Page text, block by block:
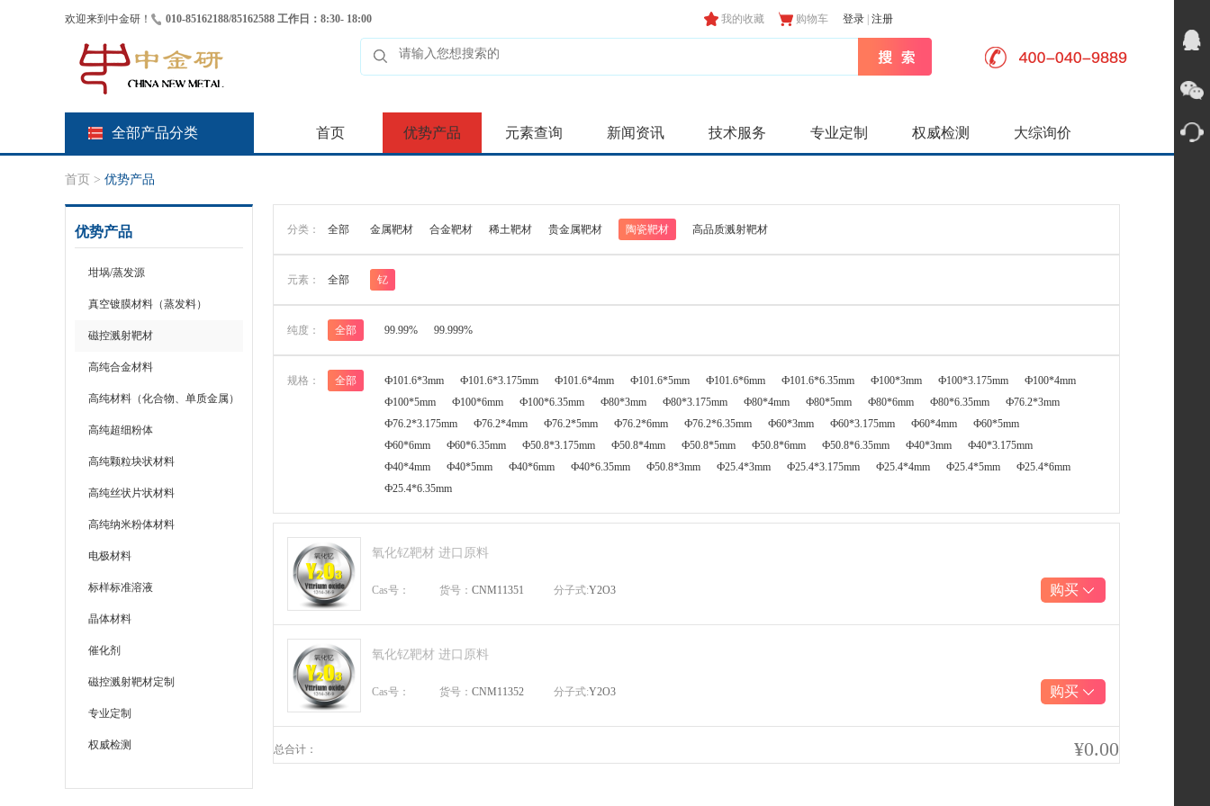
欢迎来到中金研！ 010-85162188/85162588 工作日：8:30- 18:00 我的收藏 购物车 登录 注册
全部产品分类 首页 优势产品 元素查询 新闻资讯 技术服务 专业定制 权威检测 大综询价
首页 > 优势产品
优势产品
坩埚/蒸发源
真空镀膜材料（蒸发料）
磁控溅射靶材
高纯合金材料
高纯材料（化合物、单质金属）
高纯超细粉体
高纯颗粒块状材料
高纯丝状片状材料
高纯纳米粉体材料
电极材料
标样标准溶液
晶体材料
催化剂
磁控溅射靶材定制
专业定制
权威检测
分类： 全部 金属靶材 合金靶材 稀土靶材 贵金属靶材 陶瓷靶材 高品质溅射靶材
元素： 全部 钇
纯度： 全部 99.99% 99.999%
规格： 全部 Ф101.6*3mm Ф101.6*3.175mm Ф101.6*4mm Ф101.6*5mm Ф101.6*6mm Ф101.6*6.35mm Ф100*3mm Ф100*3.175mm
Ф100*4mm
Ф100*5mm
Ф100*6mm Ф100*6.35mm Ф80*3mm Ф80*3.175mm Ф80*4mm Ф80*5mm Ф80*6mm Ф80*6.35mm
Ф76.2*3mm
Ф76.2*3.175mm
Ф76.2*4mm Ф76.2*5mm Ф76.2*6mm Ф76.2*6.35mm Ф60*3mm Ф60*3.175mm Ф60*4mm
Ф60*5mm
Ф60*6mm
Ф60*6.35mm Ф50.8*3.175mm Ф50.8*4mm Ф50.8*5mm Ф50.8*6mm Ф50.8*6.35mm Ф40*3mm
Ф40*3.175mm
Ф40*4mm
Ф40*5mm Ф40*6mm Ф40*6.35mm Ф50.8*3mm Ф25.4*3mm Ф25.4*3.175mm Ф25.4*4mm Ф25.4*5mm
Ф25.4*6mm
Ф25.4*6.35mm
氧化钇靶材 进口原料
Cas号： 货号： CNM11351 分子式:Y2O3 购买
氧化钇靶材 进口原料
Cas号： 货号： CNM11352 分子式:Y2O3 购买
总合计： ¥0.00